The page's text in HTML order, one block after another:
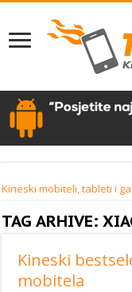
Kineski mobiteli, tableti i
TAG ARHIVE:
Kineski
mobitela